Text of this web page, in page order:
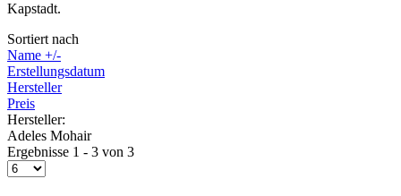
Kapstadt.
Sortiert nach
Name +/-
Erstellungsdatum
Hersteller
Preis
Hersteller:
Adeles Mohair
Ergebnisse 1 - 3 von 3